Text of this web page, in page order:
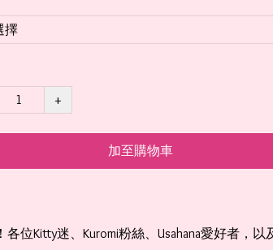
+
加至購物車